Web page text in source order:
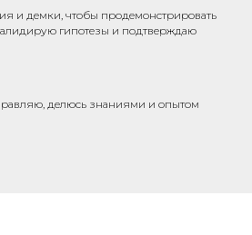
и демки, чтобы продемонстрировать
гипотезы и подтверждаю
делюсь знаниями и опытом